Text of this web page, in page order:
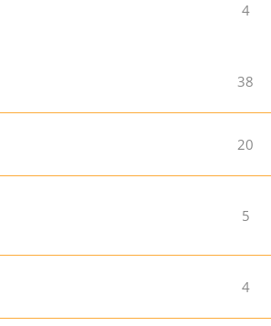
4
38
20
5
4